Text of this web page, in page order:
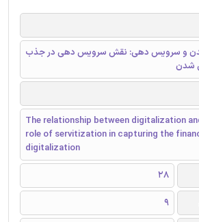
شدن و سرویس دهی: نقش سرویس دهی در جذب
شدن
The relationship between digitalization
role of servitization in capturing the
digitalization
28
9